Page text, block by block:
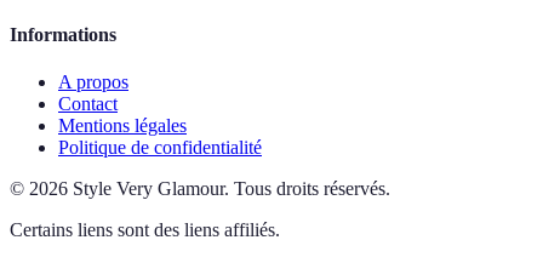
Informations
A propos
Contact
Mentions légales
Politique de confidentialité
© 2026 Style Very Glamour. Tous droits réservés.
Certains liens sont des liens affiliés.